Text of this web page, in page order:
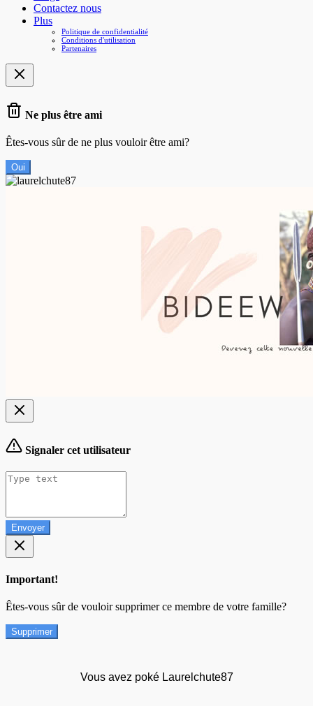
Contactez nous
Plus
Politique de confidentialité
Conditions d'utilisation
Partenaires
Ne plus être ami
Êtes-vous sûr de ne plus vouloir être ami?
Oui
Signaler cet utilisateur
Envoyer
Important!
Êtes-vous sûr de vouloir supprimer ce membre de votre famille?
Supprimer
Vous avez poké Laurelchute87